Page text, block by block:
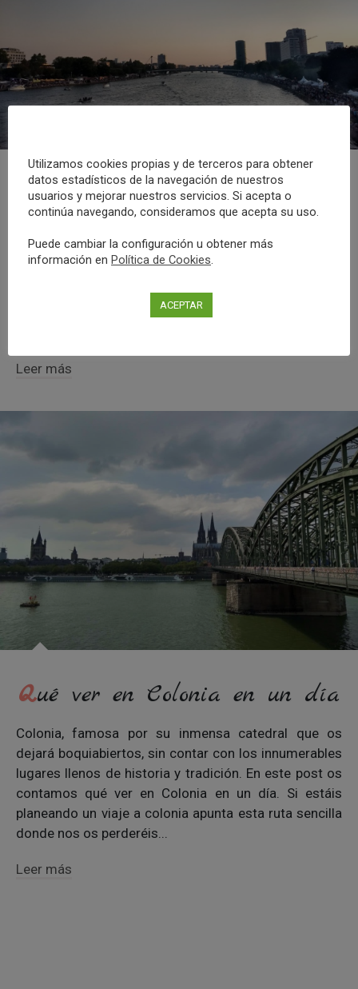
Museum Embankment Festival
de los Museos, es uno de los eventos más grandes de
de Frankfurt que mezcla la cultura de diferentes
países, así como su gastronomía, música y arte. En
Leer más
Qué ver en Colonia en un día
Colonia, famosa por su inmensa catedral que os
dejará boquiabiertos, sin contar con los innumerables
lugares llenos de historia y tradición. En este post os
contamos qué ver en Colonia en un día. Si estáis
planeando un viaje a colonia apunta esta ruta sencilla
donde nos os perderéis...
Leer más
Utilizamos cookies propias y de terceros para obtener
datos estadísticos de la navegación de nuestros
usuarios y mejorar nuestros servicios. Si acepta o
continúa navegando, consideramos que acepta su uso.
Puede cambiar la configuración u obtener más
información en Política de Cookies.
ACEPTAR